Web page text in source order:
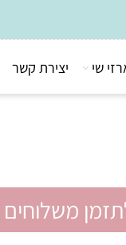
יצירת קשר
משלוחים